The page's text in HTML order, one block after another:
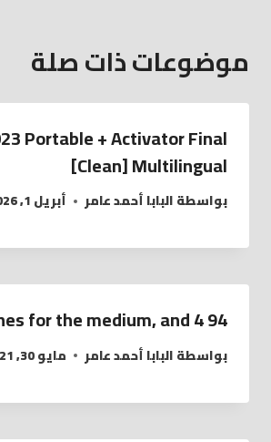
موضوعات ذات صلة
Portable + Activator Final
[Clean] Multilingual
بواسطةالبابا أحمد عامر أبريل 1, 2026
94 inches for the medium, and 4
بواسطةالبابا أحمد عامر مايو 30, 2021